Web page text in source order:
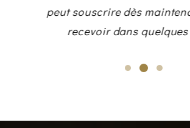
peut souscrire dès
recevoir dans quelques